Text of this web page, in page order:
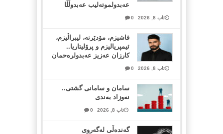
عەبدولموتەلیب عەبدوڵڵا
ئاب 8, 2026 0
فاشیزم، مۆدێرنە، لیبراڵیزم،
ئیمپریالیزم و پرۆلیتاریا..
کارزان عەزیز عەبدولرەحمان
ئاب 8, 2026 0
سامان و سامانی گشتی..
نەوزاد بەندی
ئاب 8, 2026 0
گەندەڵی لەگەروی